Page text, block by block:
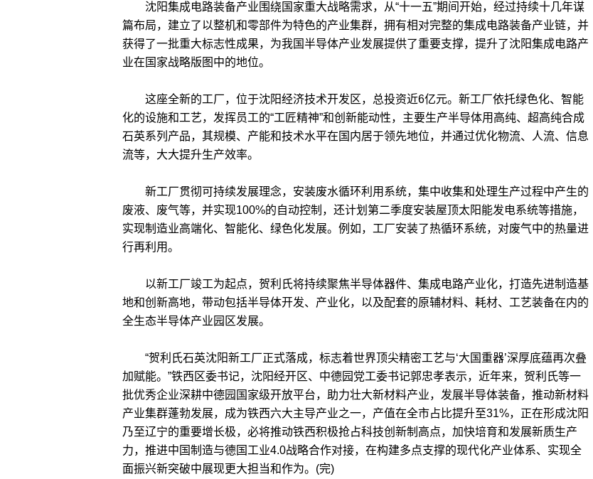
沈阳集成电路装备产业围绕国家重大战略需求，从“十一五”期间开始，经过持续十几年谋
篇布局，建立了以整机和零部件为特色的产业集群，拥有相对完整的集成电路装备产业链，并
获得了一批重大标志性成果，为我国半导体产业发展提供了重要支撑，提升了沈阳集成电路产
业在国家战略版图中的地位。
这座全新的工厂，位于沈阳经济技术开发区，总投资近6亿元。新工厂依托绿色化、智能
化的设施和工艺，发挥员工的“工匠精神”和创新能动性，主要生产半导体用高纯、超高纯合成
石英系列产品，其规模、产能和技术水平在国内居于领先地位，并通过优化物流、人流、信息
流等，大大提升生产效率。
新工厂贯彻可持续发展理念，安装废水循环利用系统，集中收集和处理生产过程中产生的
废液、废气等，并实现100%的自动控制，还计划第二季度安装屋顶太阳能发电系统等措施，
实现制造业高端化、智能化、绿色化发展。例如，工厂安装了热循环系统，对废气中的热量进
行再利用。
以新工厂竣工为起点，贺利氏将持续聚焦半导体器件、集成电路产业化，打造先进制造基
地和创新高地，带动包括半导体开发、产业化，以及配套的原辅材料、耗材、工艺装备在内的
全生态半导体产业园区发展。
“贺利氏石英沈阳新工厂正式落成，标志着世界顶尖精密工艺与‘大国重器’深厚底蕴再次叠
加赋能。”铁西区委书记，沈阳经开区、中德园党工委书记郭忠孝表示，近年来，贺利氏等一
批优秀企业深耕中德园国家级开放平台，助力壮大新材料产业，发展半导体装备，推动新材料
产业集群蓬勃发展，成为铁西六大主导产业之一，产值在全市占比提升至31%，正在形成沈阳
乃至辽宁的重要增长极，必将推动铁西积极抢占科技创新制高点，加快培育和发展新质生产
力，推进中国制造与德国工业4.0战略合作对接，在构建多点支撑的现代化产业体系、实现全
面振兴新突破中展现更大担当和作为。(完)